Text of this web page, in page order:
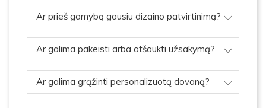
Ar prieš gamybą gausiu dizaino patvirtinimą?
Ar galima pakeisti arba atšaukti užsakymą?
Ar galima grąžinti personalizuotą dovaną?